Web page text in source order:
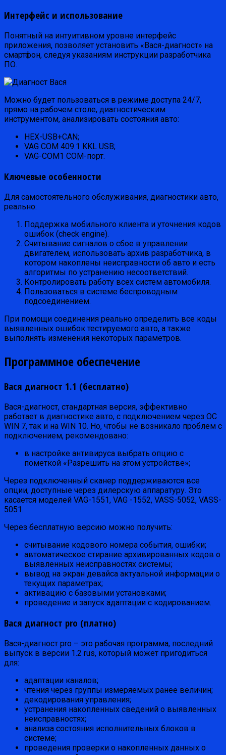
Интерфейс и использование
Понятный на интуитивном уровне интерфейс
приложения, позволяет установить «Вася-диагност» на
смартфон, следуя указаниям инструкции разработчика
ПО.
Можно будет пользоваться в режиме доступа 24/7,
прямо на рабочем столе, диагностическим
инструментом, анализировать состояния авто:
HEX-USB+CAN;
VAG COM 409.1 KKL USB;
VAG-COM1 COM-порт.
Ключевые особенности
Для самостоятельного обслуживания, диагностики авто,
реально:
Поддержка мобильного клиента и уточнения кодов
ошибок (check engine).
Считывание сигналов о сбое в управлении
двигателем, использовать архив разработчика, в
котором накоплены неисправности об авто и есть
алгоритмы по устранению несоответствий.
Контролировать работу всех систем автомобиля.
Пользоваться в системе беспроводным
подсоединением.
При помощи соединения реально определить все коды
выявленных ошибок тестируемого авто, а также
выполнять изменения некоторых параметров.
Программное обеспечение
Вася диагност 1.1 (бесплатно)
Вася-диагност, стандартная версия, эффективно
работает в диагностике авто, с подключением через ОС
WIN 7, так и на WIN 10. Но, чтобы не возникало проблем с
подключением, рекомендовано:
в настройке антивируса выбрать опцию с
пометкой «Разрешить на этом устройстве»;
Через подключенный сканер поддерживаются все
опции, доступные через дилерскую аппаратуру. Это
касается моделей VAG-1551, VAG -1552, VASS-5052, VASS-
5051.
Через бесплатную версию можно получить:
считывание кодового номера события, ошибки;
автоматическое стирание архивированных кодов о
выявленных неисправностях системы;
вывод на экран девайса актуальной информации о
текущих параметрах;
активацию с базовыми установками;
проведение и запуск адаптации с кодированием.
Вася диагност pro (платно)
Вася-диагност pro – это рабочая программа, последний
выпуск в версии 1.2 rus, который может пригодиться
для:
адаптации каналов;
чтения через группы измеряемых ранее величин;
декодирования управления;
устранения накопленных сведений о выявленных
неисправностях;
анализа состояния исполнительных блоков в
системе;
проведения проверки о накопленных данных о